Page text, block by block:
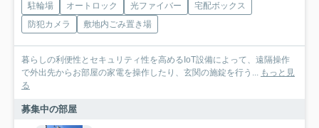
駐輪場 オートロック 光ファイバー
宅配ボックス
防犯カメラ
敷地内ごみ置き場
暮らしの利便性とセキュリティ性を高めるIoT設備によって、遠隔操作
で外出先からお部屋の家電を操作したり、玄関の施錠を行う... もっと見
る
募集中の部屋